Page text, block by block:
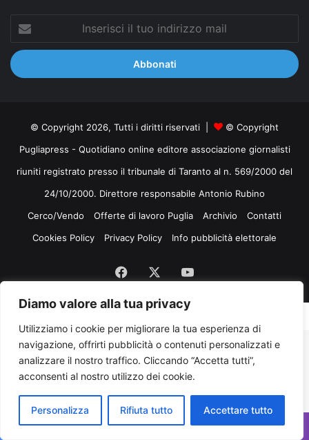
Diamo valore alla tua privacy
Utilizziamo i cookie per migliorare la tua esperienza di
navigazione, offrirti pubblicità o contenuti personalizzati e
analizzare il nostro traffico. Cliccando “Accetta tutti”,
acconsenti al nostro utilizzo dei cookie.
Personalizza Rifiuta tutto Accettare tutto
tuo
indirizzo
mail
© Copyright 2026, Tutti i diritti riservati |
© Copyright
Pugliapress - Quotidiano online editore associazione giornalisti
riuniti registrato presso il tribunale di Taranto al n. 569/2000 del
24/10/2000. Direttore responsabile Antonio Rubino
Cerco/Vendo
Offerte di lavoro Puglia Archivio
Contatti
Cookies Policy
Privacy Policy Info pubblicità elettorale
Facebook You